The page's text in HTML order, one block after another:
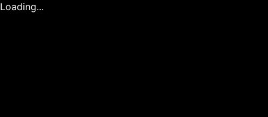
Loading...